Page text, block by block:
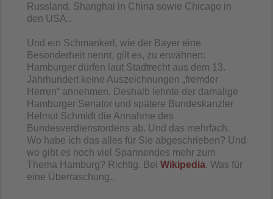
Russland, Shanghai in China sowie Chicago in
den USA..
Und ein Schmankerl, wie der Bayer eine
Besonderheit nennt, gilt es, zu erwähnen:
Hamburger dürfen laut Stadtrecht aus dem 13.
Jahrhundert keine Auszeichnungen „fremder
Herren“ annehmen. Deshalb lehnte der damalige
Hamburger Senator und spätere Bundeskanzler
Helmut Schmidt die Annahme des
Bundesverdienstordens ab. Und das mehrfach.
Wo habe ich das alles für Sie abgeschrieben? Und
wo gibt es noch viel Spannendes mehr zum
Thema Hamburg? Richtig. Bei Wikipedia. Was für
eine Überraschung..